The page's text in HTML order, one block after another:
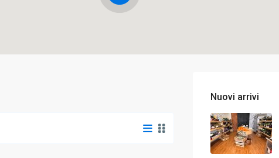
Nuovi arrivi